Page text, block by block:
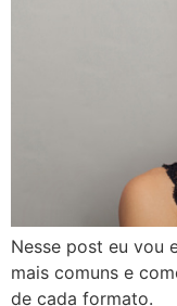
Nesse post eu vou
mais comuns e
de cada formato.